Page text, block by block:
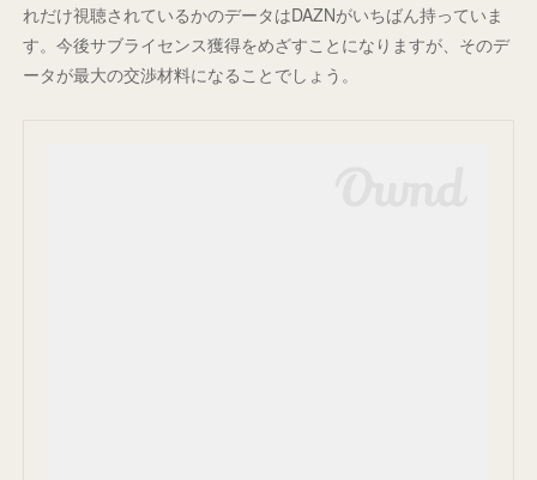
れだけ視聴されているかのデータはDAZNがいちばん持っていま
す。今後サブライセンス獲得をめざすことになりますが、そのデ
ータが最大の交渉材料になることでしょう。